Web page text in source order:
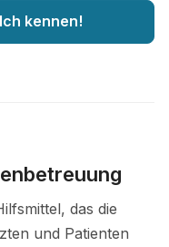
kennen!
das die
und Patienten